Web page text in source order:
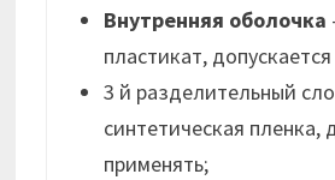
Внутренняя оболочка
пластикат,
3 й разделительный
синтетическая пленка,
применять;